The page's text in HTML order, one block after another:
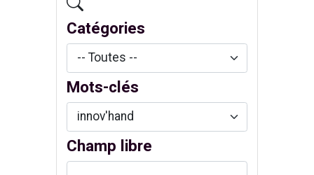
Catégories
Mots-clés
Champ libre